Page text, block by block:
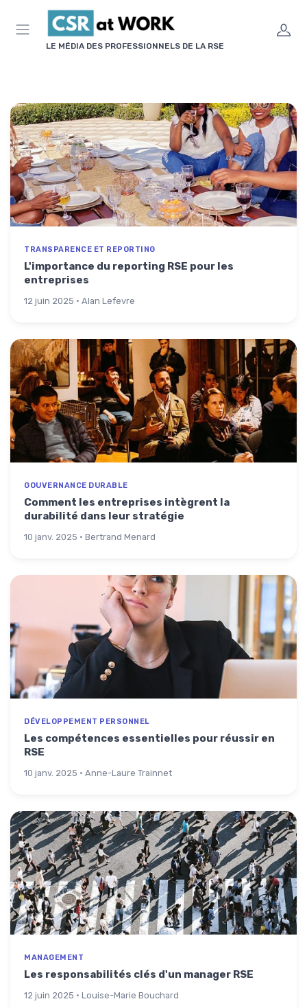
LE MÉDIA DES PROFESSIONNELS DE LA RSE
TRANSPARENCE ET REPORTING
L'importance du reporting RSE pour les
entreprises
12 juin 2025 · Alan Lefevre
GOUVERNANCE DURABLE
Comment les entreprises intègrent la
durabilité dans leur stratégie
10 janv. 2025 · Bertrand Menard
DÉVELOPPEMENT PERSONNEL
Les compétences essentielles pour réussir en
RSE
10 janv. 2025 · Anne-Laure Trainnet
MANAGEMENT
Les responsabilités clés d'un manager RSE
12 juin 2025 · Louise-Marie Bouchard
Panneau de gestion des cookies